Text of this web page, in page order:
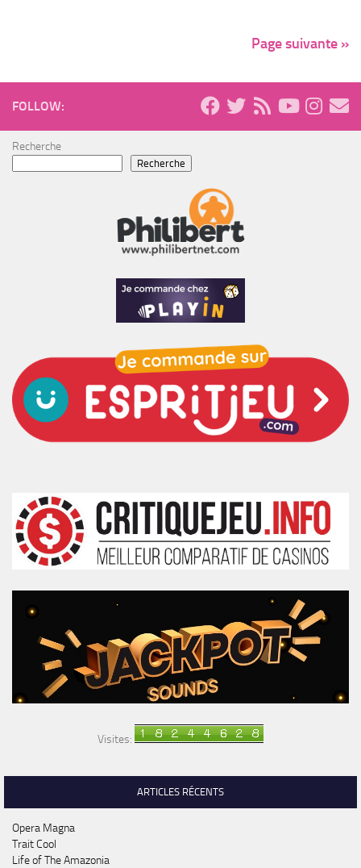
Page suivante »
FOLLOW:
Recherche
Recherche
Visites:
ARTICLES RÉCENTS
Opera Magna
Trait Cool
Life of The Amazonia